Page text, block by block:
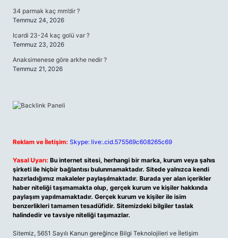
34 parmak kaç mm’dir ?
Temmuz 24, 2026
Icardi 23-24 kaç golü var ?
Temmuz 23, 2026
Anaksimenese göre arkhe nedir ?
Temmuz 21, 2026
Reklam ve İletişim: Skype: live:.cid.575569c608265c69
Yasal Uyarı: Bu internet sitesi, herhangi bir marka, kurum veya şahıs
şirketi ile hiçbir bağlantısı bulunmamaktadır. Sitede yalnızca kendi
hazırladığımız makaleler paylaşılmaktadır. Burada yer alan içerikler
haber niteliği taşımamakta olup, gerçek kurum ve kişiler hakkında
paylaşım yapılmamaktadır. Gerçek kurum ve kişiler ile isim
benzerlikleri tamamen tesadüfidir. Sitemizdeki bilgiler taslak
halindedir ve tavsiye niteliği taşımazlar.
Sitemiz, 5651 Sayılı Kanun gereğince Bilgi Teknolojileri ve İletişim